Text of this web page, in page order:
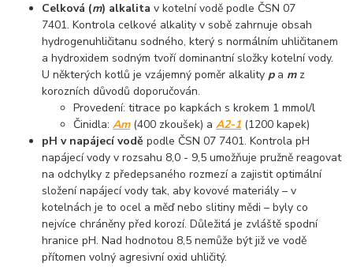
Celková (m) alkalita v kotelní vodě podle ČSN 07
7401. Kontrola celkové alkality v sobě zahrnuje obsah
hydrogenuhličitanu sodného, který s normálním uhličitanem
a hydroxidem sodným tvoří dominantní složky kotelní vody.
U některých kotlů je vzájemný poměr alkalitypa mz
korozních důvodů doporučován.
Provedení: titrace po kapkách s krokem 1 mmol/l
Činidla:Am(400 zkoušek) aA2-1 (1200 kapek)
pH v napájecí vodě podle ČSN 07 7401. Kontrola pH
napájecí vody v rozsahu 8,0 - 9,5 umožňuje pružně reagovat
na odchylky z předepsaného rozmezí a zajistit optimální
složení napájecí vody tak, aby kovové materiály – v
kotelnách je to ocel a měď nebo slitiny mědi – byly co
nejvíce chráněny před korozí. Důležitá je zvláště spodní
hranice pH. Nad hodnotou 8,5 nemůže být již ve vodě
přítomen volný agresivní oxid uhličitý.